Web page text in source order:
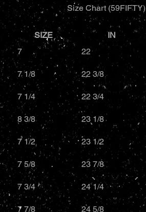
Size Chart (59FIFTY)
SIZE IN
7
22
7 1/8 22 3/8
7 1/4 22 3/4
8 3/8 23 1/8
7 1/2 23 1/2
7 5/8 23 7/8
7 3/4 24 1/4
7 7/8 24 5/8